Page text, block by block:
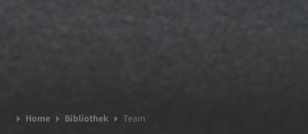
Home Bibliothek Team